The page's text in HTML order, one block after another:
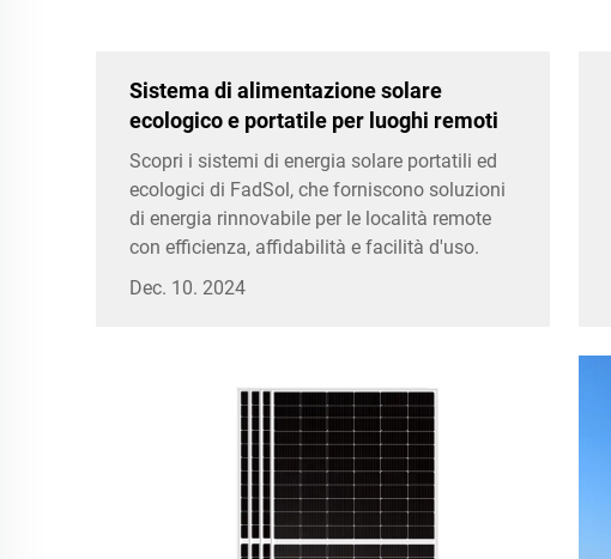
Sistema di alimentazione solare
ecologico e portatile per luoghi remoti
Scopri i sistemi di energia solare portatili ed
ecologici di FadSol, che forniscono soluzioni
di energia rinnovabile per le località remote
con efficienza, affidabilità e facilità d'uso.
Dec. 10. 2024